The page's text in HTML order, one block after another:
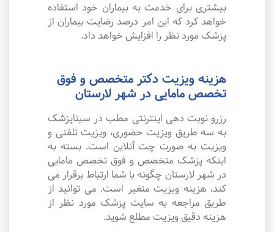
بیشتری برای خدمت به بیماران خود استفاده
خواهد کرد که این امر درصد رضایت بیماران از
پزشک مورد نظر را افزایش خواهد داد.
هزینه ویزیت دکتر متخصص و فوق
تخصص مامایی در شهر لارستان
رزرو نوبت دهی اینترنتی مطب در سیناپزشک
به سه طریق ویزیت حضوری، ویزیت تلفنی و
ویزیت به صورت چت آنلاین است. بسته به
اینکه پزشک متخصص و فوق تخصص مامایی
در شهر لارستان چگونه با شما ارتباط برقرار می
کند، هزینه ویزیت متغیر است. می توانید از
طریق مراجعه به سایت پزشک مورد نظر از
هزینه دقیق ویزیت مطلع شوید.